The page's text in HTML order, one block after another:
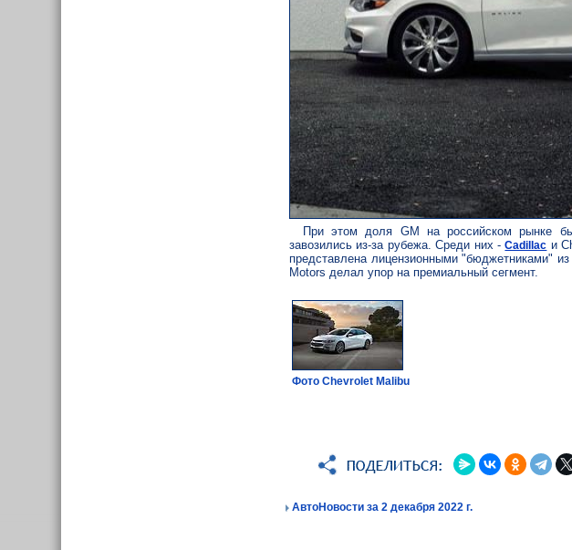
При этом доля GM на российском рынке
завозились из-за рубежа. Среди них -Cadillac и
представлена лицензионными "бюджетниками"
Motors делал упор на премиальный сегмент.
Фото Chevrolet Malibu
АвтоНовости за 2 декабря 2022 г.